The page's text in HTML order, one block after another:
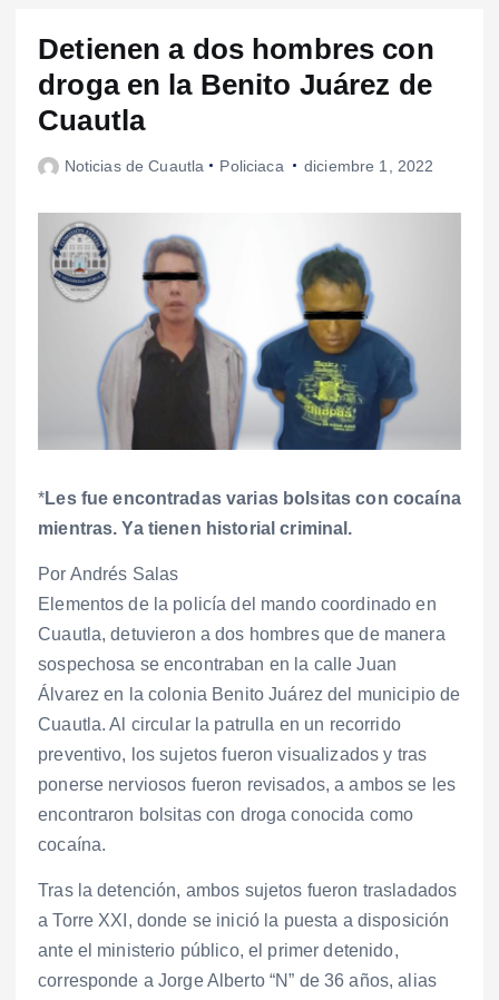
Detienen a dos hombres con
droga en la Benito Juárez de
Cuautla
Noticias de Cuautla Policiaca diciembre 1, 2022
*Les fue encontradas varias bolsitas con cocaína
mientras. Ya tienen historial criminal.
Por Andrés Salas
Elementos de la policía del mando coordinado en
Cuautla, detuvieron a dos hombres que de manera
sospechosa se encontraban en la calle Juan
Álvarez en la colonia Benito Juárez del municipio de
Cuautla. Al circular la patrulla en un recorrido
preventivo, los sujetos fueron visualizados y tras
ponerse nerviosos fueron revisados, a ambos se les
encontraron bolsitas con droga conocida como
cocaína.
Tras la detención, ambos sujetos fueron trasladados
a Torre XXI, donde se inició la puesta a disposición
ante el ministerio público, el primer detenido,
corresponde a Jorge Alberto “N” de 36 años, alias